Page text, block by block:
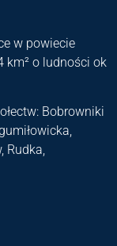
w powiecie
km² o ludności ok
Bobrowniki
Rudka,